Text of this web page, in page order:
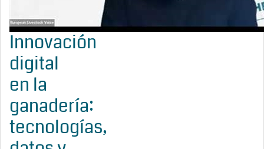
Innovación
digital
en la
ganadería:
tecnologías,